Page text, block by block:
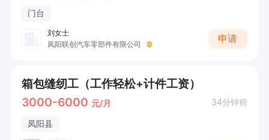
门台
刘女士
凤阳联创汽车零部件有限公司
申请
箱包缝纫工（工作轻松+计件工资）
3000-6000 元/月 34分钟前
凤阳县